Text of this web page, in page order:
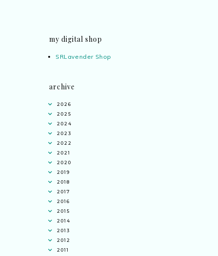
my digital shop
SRLavender Shop
archive
2026
2025
2024
2023
2022
2021
2020
2019
2018
2017
2016
2015
2014
2013
2012
2011